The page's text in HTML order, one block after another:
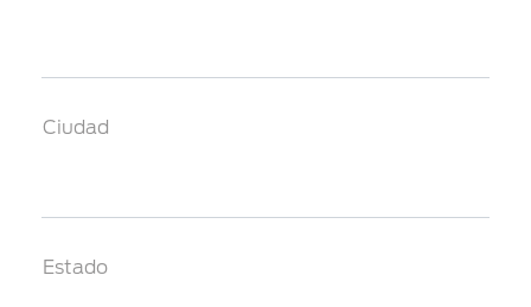
Ciudad
Estado